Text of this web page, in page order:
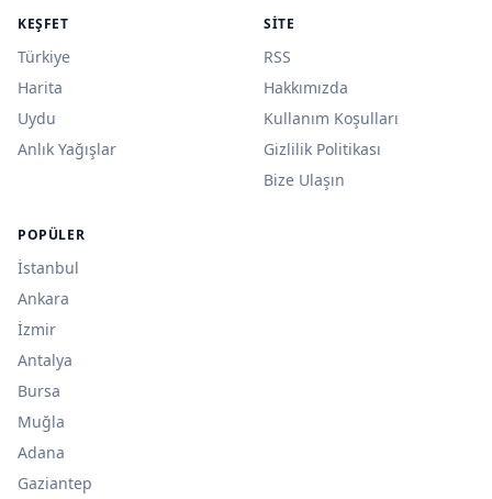
KEŞFET
Türkiye
Harita
Uydu
Anlık Yağışlar
SITE
RSS
Hakkımızda
Kullanım Koşulları
Gizlilik Politikası
Bize Ulaşın
POPÜLER
İstanbul
Ankara
İzmir
Antalya
Bursa
Muğla
Adana
Gaziantep